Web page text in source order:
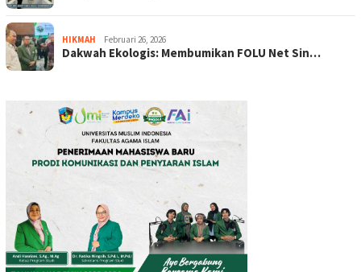
HIKMAH Februari 26, 2026
Dakwah Ekologis: Membumikan FOLU Net Sin…